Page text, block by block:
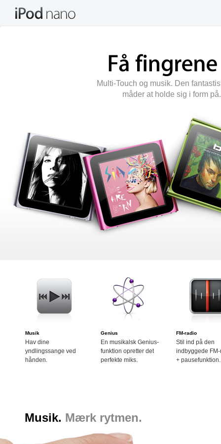
Multi-Touch og musik. Den
måder at holde sig i form
Musik
Hav dine
yndlingssange ved
hånden.
Genius
En musikalsk Genius-
funktion opretter det
perfekte miks.
FM-radio
Stil ind på den
indbyggede
+ pausefunktion.
Musik. Mærk rytmen.